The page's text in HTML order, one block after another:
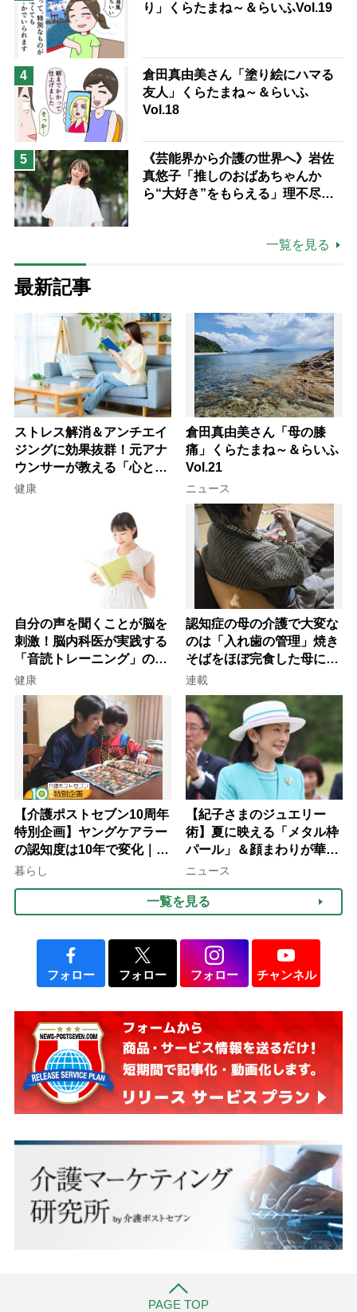
り」くらたまね～＆らいふVol.19
4
倉田真由美さん「塗り絵にハマる
友人」くらたまね～＆らいふ
Vol.18
5
《芸能界から介護の世界へ》岩佐
真悠子「推しのおばあちゃんか
ら“大好き”をもらえる」理不尽さ
一覧を見る
最新記事
ストレス解消＆アンチエイ
ジングに効果抜群！元アナ
ウンサーが教える「心と体
を元気にする音読の習慣」
健康
倉田真由美さん「母の膝
痛」くらたまね～＆らいふ
Vol.21
ニュース
自分の声を聞くことが脳を
刺激！脳内科医が実践する
「音読トレーニング」の極
意
健康
認知症の母の介護で大変な
のは「入れ歯の管理」焼き
そばをほぼ完食した母に息
子が血の気が引いた理由
連載
【介護ポストセブン10周年
特別企画】ヤングケアラー
の認知度は10年で変化｜流
行語大賞にノミネート、法
暮らし
【紀子さまのジュエリー
術】夏に映える「メタル枠
パール」＆顔まわりが華や
ぐ「揺れる一粒」の使い分
ニュース
一覧を見る
フォロー フォロー フォロー チャンネル
PAGE TOP